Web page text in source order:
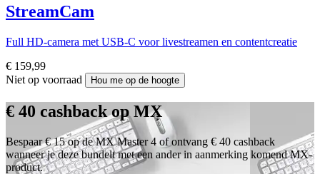
StreamCam
Full HD-camera met USB-C voor livestreamen en contentcreatie
€ 159,99
Niet op voorraad
Hou me op de hoogte
€ 40 cashback op MX
Bespaar € 15 op de MX Master 4 of ontvang € 40 cashback
wanneer je deze bundelt met een ander in aanmerking komend MX-
product.